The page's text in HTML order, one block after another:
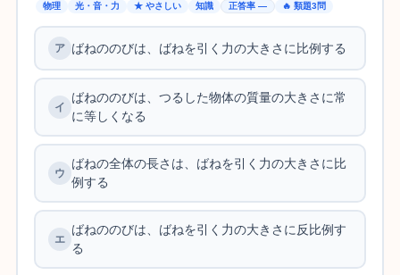
物理 光・音・力 ★ やさしい 知識 正答率 — 🔥 類題3問
ばねののびは、ばねを引く力の大きさに比例する
ばねののびは、つるした物体の質量の大きさに常
に等しくなる
ばねの全体の長さは、ばねを引く力の大きさに比
例する
ばねののびは、ばねを引く力の大きさに反比例す
る